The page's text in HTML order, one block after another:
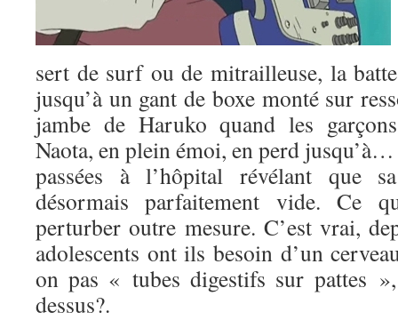
sert de surf ou de mitrailleuse, la
jusqu’à un gant de boxe monté sur
jambe de Haruko quand les
Naota, en plein émoi, en perd
passées à l’hôpital révélant que
désormais parfaitement vide. Ce
perturber outre mesure. C’est vrai,
adolescents ont ils besoin d’un
on pas « tubes digestifs sur pattes
dessus?.